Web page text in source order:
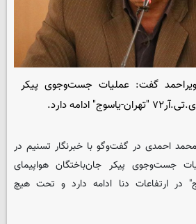
بویراحمد گفت: عملیات جست‌وجوی پیکر
ادامه دارد.
احمدی در گفت‌وگو با خبرنگار تسنیم در
جست‌وجوی پیکر جان‌باختگان هواپیمای
یاسوج" در ارتفاعات دنا ادامه دارد و تحت هیچ